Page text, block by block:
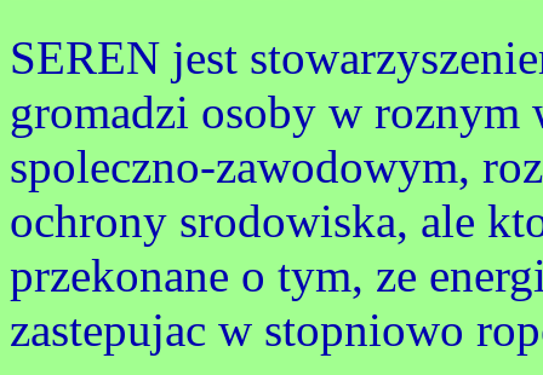
SEREN jest
gromadzi osoby w
spoleczno-zawodowym,
ochrony srodowiska, ale
przekonane o tym, ze
zastepujac w stopniowo